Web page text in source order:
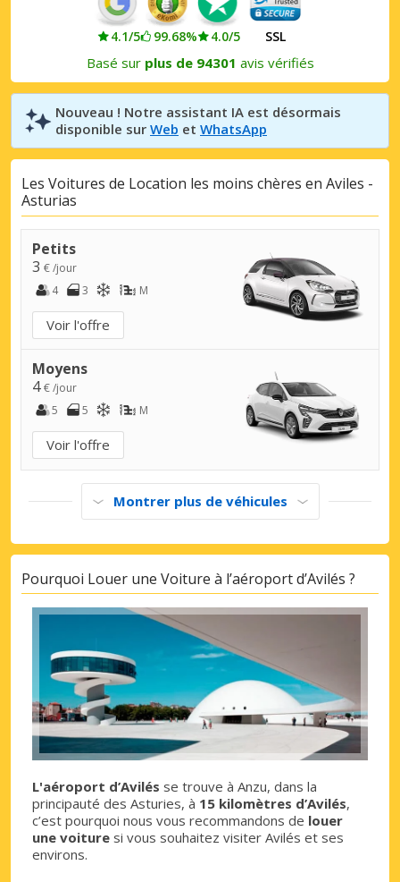
4.1/5 99.68% 4.0/5 SSL
Basé sur plus de 94301 avis vérifiés
Nouveau ! Notre assistant IA est désormais
disponible sur Web et WhatsApp
Les Voitures de Location les moins chères en Aviles -
Asturias
Petits
3 € /jour
4
3 M
Voir l'offre
Moyens
4€ /jour
5
5 M
Voir l'offre
Montrer plus de véhicules
Pourquoi Louer une Voiture à l’aéroport d’Avilés ?
L'aéroport d’Avilés se trouve à Anzu, dans la
principauté des Asturies, à 15 kilomètres d’Avilés,
c’est pourquoi nous vous recommandons de louer
une voiture si vous souhaitez visiter Avilés et ses
environs.